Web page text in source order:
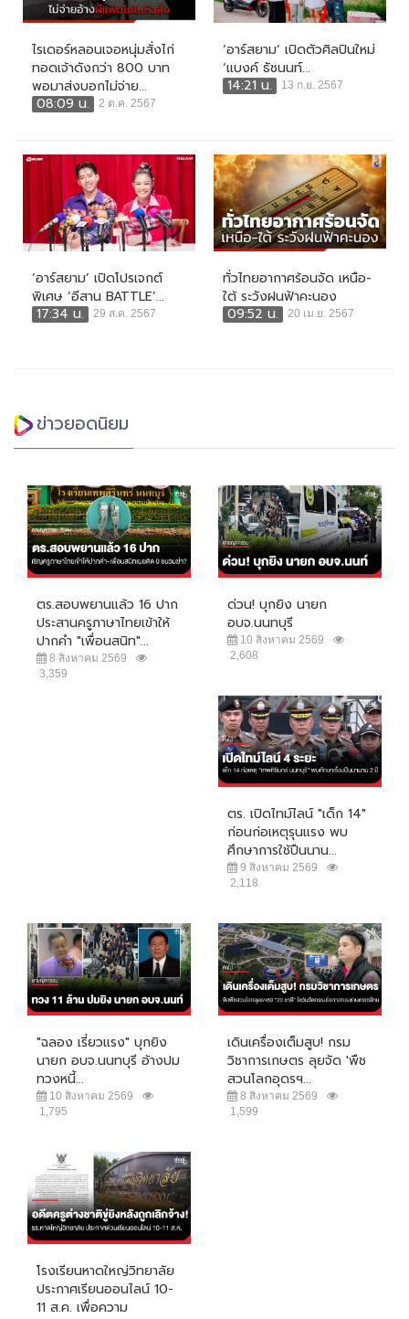
ไรเดอร์หลอนเจอหนุ่มสั่งไก่
ทอดเจ้าดังกว่า 800 บาท
พอมาส่งบอกไม่จ่าย...
08:09 น.
2 ต.ค. 2567
‘อาร์สยาม’ เปิดตัวศิลปินใหม่
‘แบงค์ ธัชนนท์...
14:21 น.
13 ก.ย. 2567
‘อาร์สยาม’ เปิดโปรเจกต์
พิเศษ ‘อีสาน BATTLE’...
17:34 น.
29 ส.ค. 2567
ทั่วไทยอากาศร้อนจัด เหนือ-
ใต้ ระวังฝนฟ้าคะนอง
09:52 น.
20 เม.ย. 2567
ข่าวยอดนิยม
ตร.สอบพยานแล้ว 16 ปาก
ประสานครูภาษาไทยเข้าให้
ปากคำ "เพื่อนสนิท"...
8 สิงหาคม 2569
3,359
ด่วน! บุกยิง นายก
อบจ.นนทบุรี
10 สิงหาคม 2569
2,608
ตร. เปิดไทม์ไลน์ "เด็ก 14"
ก่อนก่อเหตุรุนแรง พบ
ศึกษาการใช้ปืนนาน...
9 สิงหาคม 2569
2,118
"ฉลอง เรี่ยวแรง" บุกยิง
นายก อบจ.นนทบุรี อ้างปม
ทวงหนี้...
10 สิงหาคม 2569
1,795
เดินเครื่องเต็มสูบ! กรม
วิชาการเกษตร ลุยจัด 'พืช
สวนโลกอุดรฯ...
8 สิงหาคม 2569
1,599
โรงเรียนหาดใหญ่วิทยาลัย
ประกาศเรียนออนไลน์ 10-
11 ส.ค. เพื่อความ